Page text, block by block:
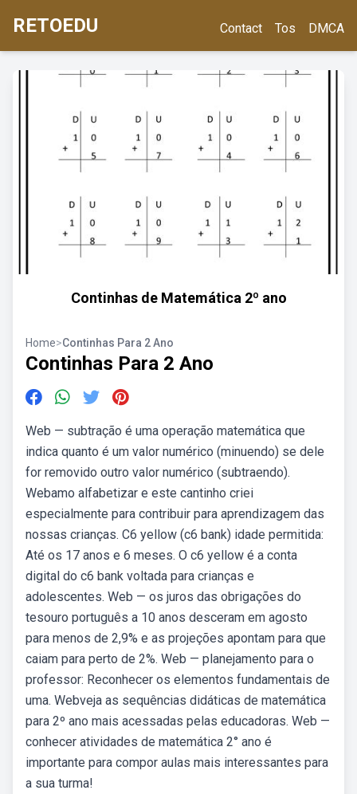
RETOEDU Contact Tos DMCA
Continhas de Matemática 2º ano
Home>Continhas Para 2 Ano
Continhas Para 2 Ano
Web — subtração é uma operação matemática que
indica quanto é um valor numérico (minuendo) se dele
for removido outro valor numérico (subtraendo).
Webamo alfabetizar e este cantinho criei
especialmente para contribuir para aprendizagem das
nossas crianças. C6 yellow (c6 bank) idade permitida:
Até os 17 anos e 6 meses. O c6 yellow é a conta
digital do c6 bank voltada para crianças e
adolescentes. Web — os juros das obrigações do
tesouro português a 10 anos desceram em agosto
para menos de 2,9% e as projeções apontam para que
caiam para perto de 2%. Web — planejamento para o
professor: Reconhecer os elementos fundamentais de
uma. Webveja as sequências didáticas de matemática
para 2º ano mais acessadas pelas educadoras. Web —
conhecer atividades de matemática 2° ano é
importante para compor aulas mais interessantes para
a sua turma!